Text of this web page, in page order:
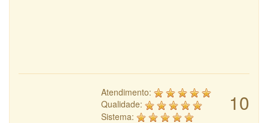
10
Atendimento:
Qualidade:
Sistema: